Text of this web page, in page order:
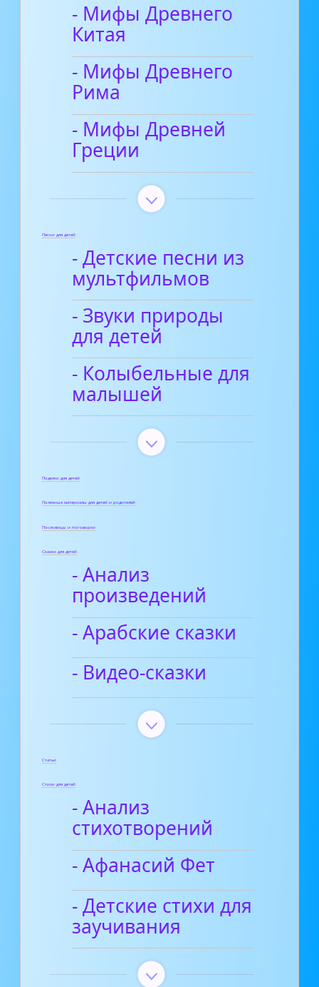
- Мифы Древнего
Китая
- Мифы Древнего
Рима
- Мифы Древней
Греции
Песни для детей
- Детские песни из
мультфильмов
- Звуки природы
для детей
- Колыбельные для
малышей
Поделки для детей
Полезные материалы для детей и родителей
Пословицы и поговорки
Сказки для детей
- Анализ
произведений
- Арабские сказки
- Видео-сказки
Статьи
Стихи для детей
- Анализ
стихотворений
- Афанасий Фет
- Детские стихи для
заучивания